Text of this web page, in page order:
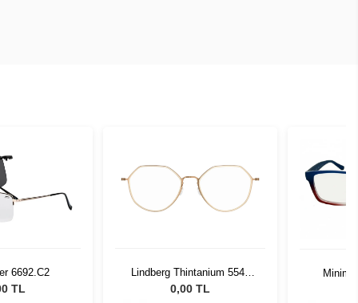
6692.C2
TL
Lindberg Thintanium 5540
PU15 51 140
0,00 TL